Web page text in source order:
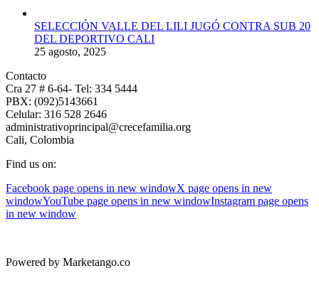
SELECCIÓN VALLE DEL LILI JUGÓ CONTRA SUB 20
DEL DEPORTIVO CALI
25 agosto, 2025
Contacto
Cra 27 # 6-64- Tel: 334 5444
PBX: (092)5143661
Celular: 316 528 2646
administrativoprincipal@crecefamilia.org
Cali, Colombia
Find us on:
Facebook page opens in new windowX page opens in new
windowYouTube page opens in new windowInstagram page opens
in new window
Powered by Marketango.co